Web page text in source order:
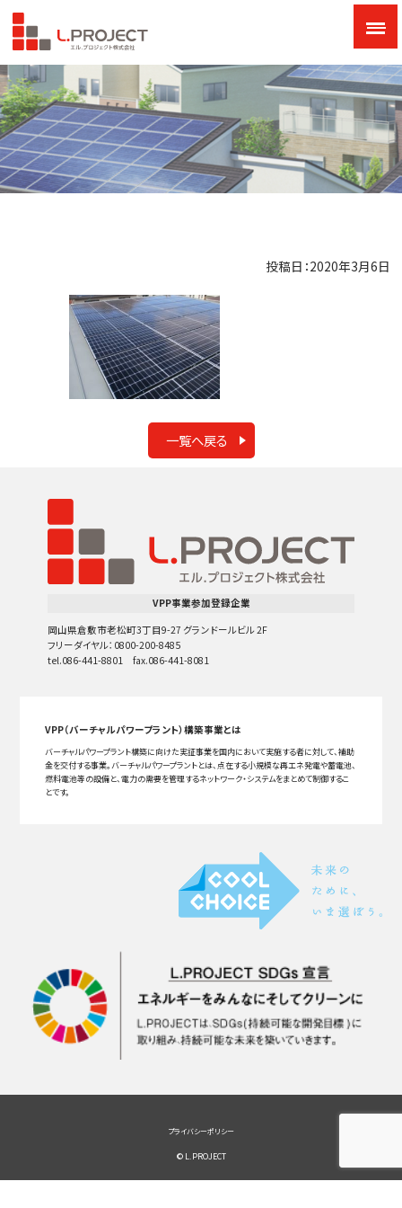
投稿日：2020年3月6日
一覧へ戻る
VPP事業参加登録企業
岡山県倉敷市老松町3丁目9-27 グランドールビル 2F
フリーダイヤル：0800-200-8485
tel.086-441-8801 fax.086-441-8081
VPP（バーチャルパワープラント）構築事業とは
バーチャルパワープラント構築に向けた実証事業を国内において実施する者に対して、補助
金を交付する事業。バーチャルパワープラントとは、点在する小規模な再エネ発電や蓄電池、
燃料電池等の設備と、電力の需要を管理するネットワーク・システムをまとめて制御するこ
とです。
プライバシーポリシー
© L.PROJECT